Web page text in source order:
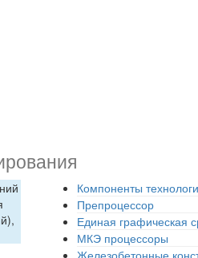
Компоненты
Препроцессор
Единая графическая
МКЭ процессоры
Железобетонные